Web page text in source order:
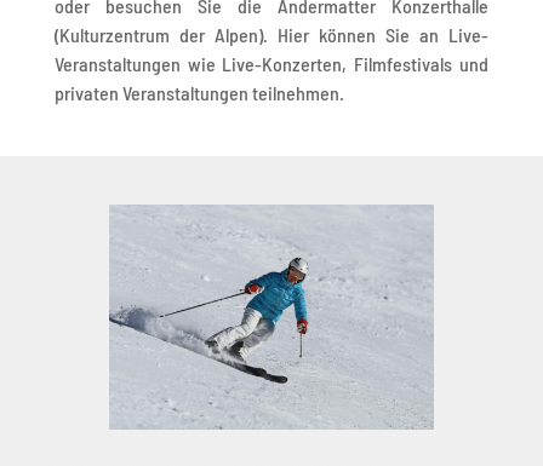
oder besuchen Sie die Andermatter Konzerthalle
(Kulturzentrum der Alpen). Hier können Sie an Live-
Veranstaltungen wie Live-Konzerten, Filmfestivals und
privaten Veranstaltungen teilnehmen.